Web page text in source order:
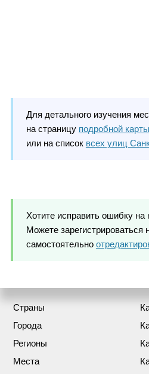
Для детального изучения
на страницу подробной
или на список всех улиц
Хотите исправить ошибку на
Можете зарегистрироваться
самостоятельно
Страны
Города
Регионы
Места